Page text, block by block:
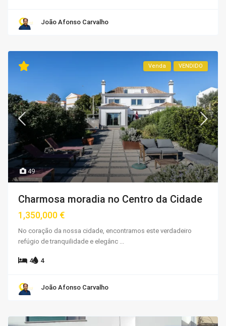
João Afonso Carvalho
49
Venda VENDIDO
Charmosa moradia no Centro da Cidade
1,350,000 €
No coração da nossa cidade, encontramos este verdadeiro
refúgio de tranquilidade e elegânc ...
4 4
João Afonso Carvalho